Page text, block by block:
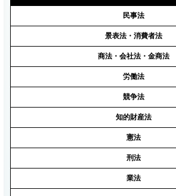
民事法
景表法・消費者法
商法・会社法・金商法
労働法
競争法
知的財産法
憲法
刑法
業法